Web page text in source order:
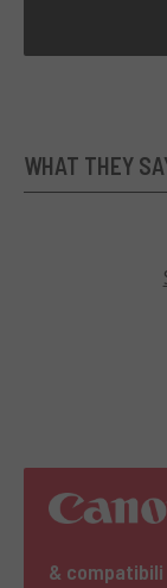
WHAT THEY
& compatibili